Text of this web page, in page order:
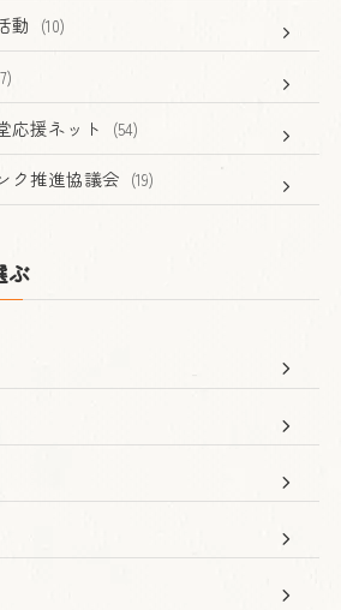
動 (10)
応援ネット (54)
ク推進協議会 (19)
ぶ